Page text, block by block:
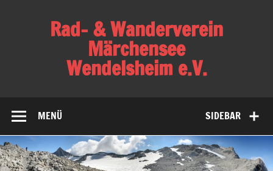
Rad- & Wanderverein
Märchensee
Wendelsheim e.V.
SIDEBAR
MENÜ